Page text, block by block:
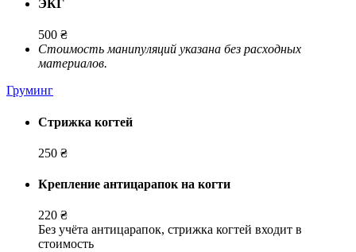
ЭКГ
500 ₴
Стоимость манипуляций указана без расходных
материалов.
Груминг
Стрижка когтей
250 ₴
Крепление антицарапок на когти
220 ₴
Без учёта антицарапок, стрижка когтей входит в
стоимость